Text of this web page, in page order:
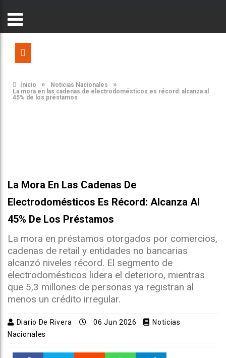
Inicio » Noticias Nacionales »
La mora en las cadenas de electrodomésticos es récord: alcanza al
45% de los préstamos
La Mora En Las Cadenas De
Electrodomésticos Es Récord: Alcanza Al
45% De Los Préstamos
La mora en préstamos otorgados por comercios,
cadenas de retail y entidades no bancarias
alcanzó niveles récord. El segmento de
electrodomésticos lidera el deterioro, mientras
que 5,3 millones de personas ya registran al
menos un crédito irregular.
Diario De Rivera 06 Jun 2026
Noticias
Nacionales